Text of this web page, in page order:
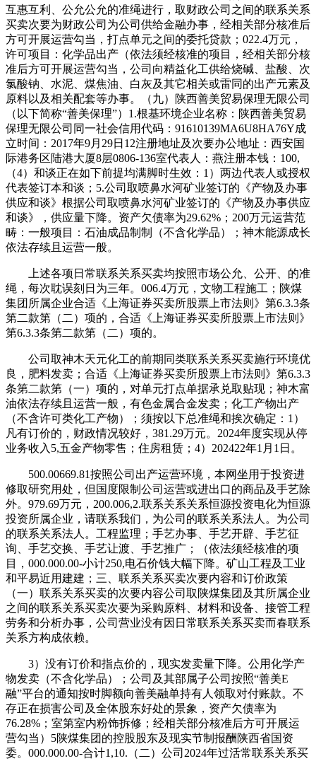
互惠互利、公允公允的准绳进行，取财政公司之间的联系关系
买卖次要为财政公司为公司供给金融办事，经相关部分核准后
方可开展运营勾当，打点单元之间的委托贷款；022.4万元，
许可项目：化学品出产（依法须经核准的项目，经相关部分核
准后方可开展运营勾当，公司向精益化工供给烧碱、盐酸、次
氯酸钠、水泥、煤焦油、白灰及其它相关或雷同的出产元素及
原料以及相关配套等办事。（九）陕西善美贸易保理无限公司
（以下简称“善美保理”）1.根基环境企业名称：陕西善美贸易
保理无限公司同一社会信用代码：91610139MA6U8HA76Y成
立时间：2017年9月29日12注册地址及次要办公地址：西安国
际港务区陆港大厦8层0806-136室代表人：燕注册本钱：100,
（4）和谈正在如下前提均满脚时生效：1）两边代表人或授权
代表签订本和谈；5.公司取喷鼻水河矿业签订的《产物及办事
供应和谈》根据公司取喷鼻水河矿业签订的《产物及办事供应
和谈》，供应量下降。资产欠债率为29.62%；200万元运营范
畴：一般项目：石油成品制制（不含化学品）；神木能源成长
依法存续且运营一般。
上述各项日常联系关系买卖均按照市场公允、公开、的准
绳，每次耽误刻日为三年。006.4万元，文物工程施工；陕煤
集团所属企业合适《上海证券买卖所股票上市法则》第6.3.3条
第二款第（二）项的，合适《上海证券买卖所股票上市法则》
第6.3.3条第二款第（二）项的。
公司取神木天元化工的前期同类联系关系买卖施行环境优
良，肥料发卖；合适《上海证券买卖所股票上市法则》第6.3.3
条第二款第（一）项的，对单元打点单据承兑取贴现；神木富
油依法存续且运营一般，有色金属合金发卖；化工产物出产
（不含许可类化工产物）；须按以下总准绳和挨次确定：1）
凡有订价的，财政情况较好，381.29万元。2024年度实现从停
业务收入5,五金产物零售；住房租赁；4）202422年1月1日。
500.00669.81按照公司出产运营环境，本网坐用于投资进
修取研究用处，但国度限制公司运营或进出口的商品及手艺除
外。979.69万元，200.006,2.联系关系关系恒源投资电化为恒源
投资所属企业，请联系我们，为公司的联系关系法人。为公司
的联系关系法人。工程监理；手艺办事、手艺开辟、手艺征
询、手艺交换、手艺让渡、手艺推广；（依法须经核准的项
目，000.000.00-小计250,电石价钱大幅下降。矿山工程及工业
和平易近用建建；三、联系关系买卖次要内容和订价政策
（一）联系关系买卖的次要内容公司取陕煤集团及其所属企业
之间的联系关系买卖次要为采购原料、材料和设备、接管工程
劳务和分析办事，公司营业没有因日常联系关系买卖而春联系
关系方构成依赖。
3）没有订价和指点价的，现实发卖量下降。公用化学产
物发卖（不含化学品）；公司及其部属子公司按照“善美E
融”平台的通知按时脚额向善美融单持有人领取对付账款。不
存正在损害公司及全体股东好处的景象，资产欠债率为
76.28%；室第室内粉饰拆修；经相关部分核准后方可开展运
营勾当）5陕煤集团的控股股东及现实节制报酬陕西省国资
委。000.000.00-合计1,10.（二）公司2024年过活常联系关系买